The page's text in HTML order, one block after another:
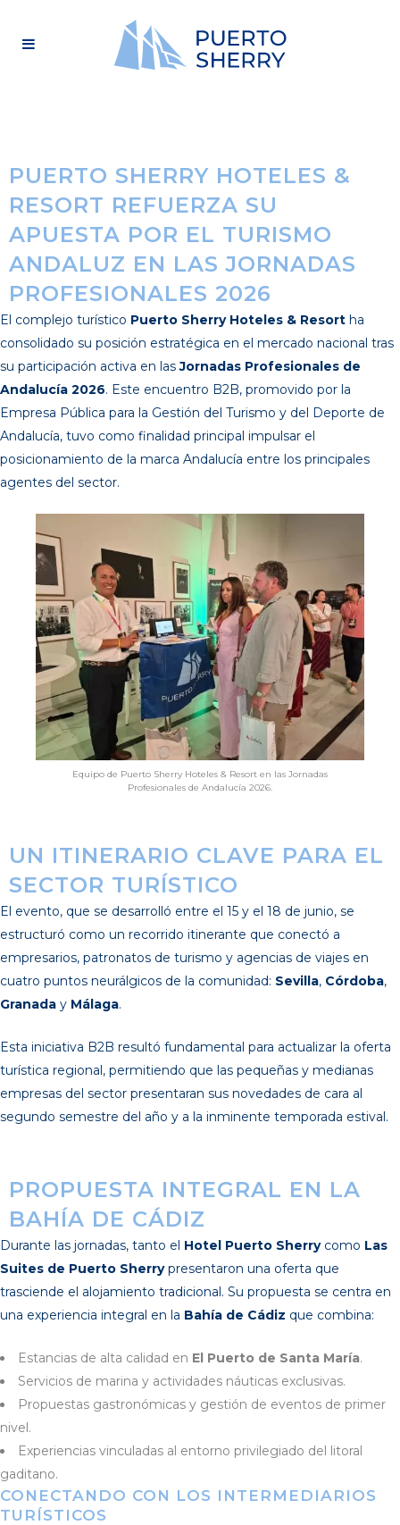
PUERTO SHERRY HOTELES &
RESORT REFUERZA SU
APUESTA POR EL TURISMO
ANDALUZ EN LAS JORNADAS
PROFESIONALES 2026
El complejo turístico Puerto Sherry Hoteles & Resort ha
consolidado su posición estratégica en el mercado nacional tras
su participación activa en lasJornadas Profesionales de
Andalucía 2026. Este encuentro B2B, promovido por la
Empresa Pública para la Gestión del Turismo y del Deporte de
Andalucía, tuvo como finalidad principal impulsar el
posicionamiento de la marca Andalucía entre los principales
agentes del sector.
Equipo de Puerto Sherry Hoteles & Resort en las Jornadas
Profesionales de Andalucía 2026.
UN ITINERARIO CLAVE PARA EL
SECTOR TURÍSTICO
El evento, que se desarrolló entre el 15 y el 18 de junio, se
estructuró como un recorrido itinerante que conectó a
empresarios, patronatos de turismo y agencias de viajes en
cuatro puntos neurálgicos de la comunidad: Sevilla, Córdoba,
Granada y Málaga.
Esta iniciativa B2B resultó fundamental para actualizar la oferta
turística regional, permitiendo que las pequeñas y medianas
empresas del sector presentaran sus novedades de cara al
segundo semestre del año y a la inminente temporada estival.
PROPUESTA INTEGRAL EN LA
BAHÍA DE CÁDIZ
Durante las jornadas, tanto el Hotel Puerto Sherrycomo Las
Suites de Puerto Sherrypresentaron una oferta que
trasciende el alojamiento tradicional. Su propuesta se centra en
una experiencia integral en la Bahía de Cádiz que combina:
Estancias de alta calidad en El Puerto de Santa María.
Servicios de marina y actividades náuticas exclusivas.
Propuestas gastronómicas y gestión de eventos de primer
nivel.
Experiencias vinculadas al entorno privilegiado del litoral
gaditano.
CONECTANDO CON LOS INTERMEDIARIOS
TURÍSTICOS